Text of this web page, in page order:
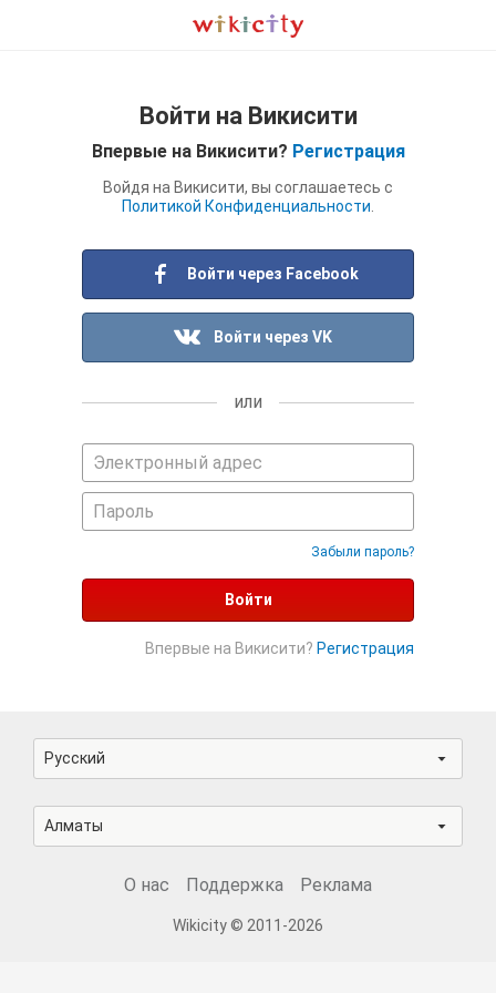
Войти на Викисити
Впервые на Викисити? Регистрация
Войдя на Викисити, вы соглашаетесь с
Политикой Конфиденциальности
Войти через Facebook
Войти через VK
или
Забыли пароль?
Войти
Впервые на Викисити? Регистрация
Русский
Алматы
О нас Поддержка Реклама
Wikicity © 2011-2026